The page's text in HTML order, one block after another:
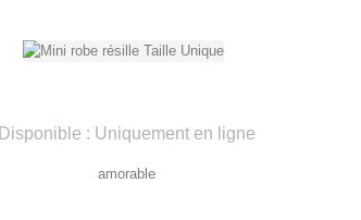
Disponible : Uniquement en ligne
amorable